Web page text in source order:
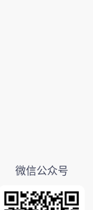
微信公众号